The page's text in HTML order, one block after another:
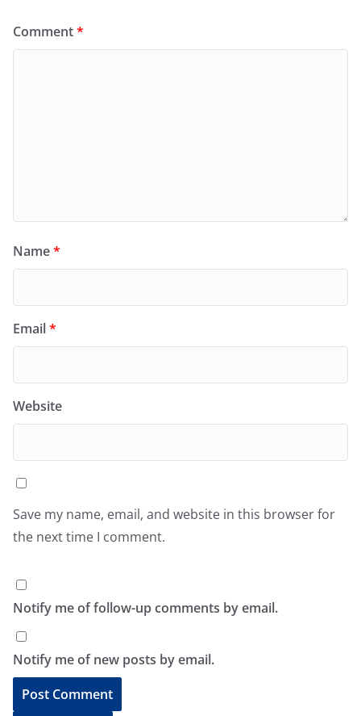
Comment*
Name*
Email*
Website
Save my name, email, and website in this browser for
the next time I comment.
Notify me of follow-up comments by email.
Notify me of new posts by email.